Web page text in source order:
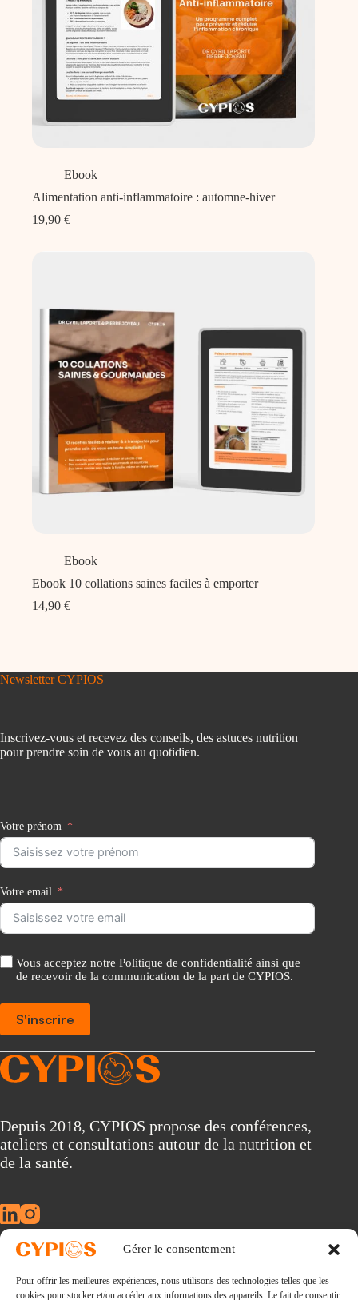
Gérer le consentement
Pour offrir les meilleures expériences, nous utilisons des technologies telles que les
cookies pour stocker et/ou accéder aux informations des appareils. Le fait de consentir
Ebook
Alimentation anti-inflammatoire : automne-hiver
19,90 €
Ebook
Ebook 10 collations saines faciles à emporter
14,90 €
Newsletter CYPIOS
Inscrivez-vous et recevez des conseils, des astuces nutrition
pour prendre soin de vous au quotidien.
Votre prénom
Votre email
Vous acceptez notre Politique de confidentialité ainsi que
de recevoir de la communication de la part de CYPIOS.
S'inscrire
A
l
n
a
t
e
:
Depuis 2018, CYPIOS propose des conférences,
ateliers et consultations autour de la nutrition et
de la santé.
Conférences